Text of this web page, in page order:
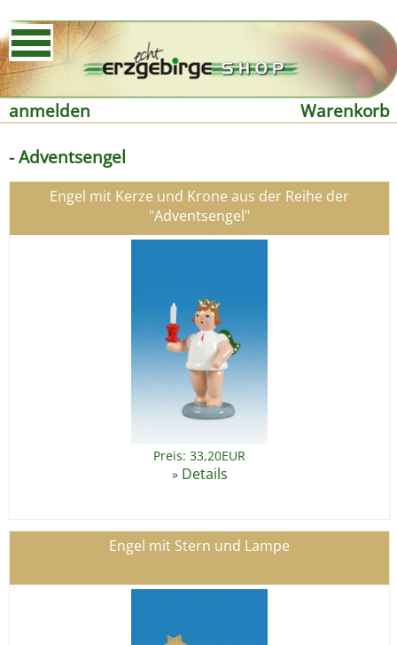
anmelden
Warenkorb
- Adventsengel
Engel mit Kerze und Krone aus der Reihe der
"Adventsengel"
Preis: 33,20EUR
» Details
Engel mit Stern und Lampe